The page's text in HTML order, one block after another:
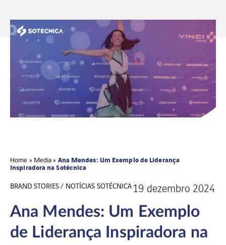
Home » Media» Ana Mendes: Um Exemplo de Liderança
Inspiradora na Sotécnica
BRAND STORIES / NOTÍCIAS SOTÉCNICA19 dezembro 2024
Ana Mendes: Um Exemplo
de Liderança Inspiradora na